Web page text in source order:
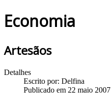
Economia
Artesãos
Detalhes
Escrito por: Delfina
Publicado em 22 maio 2007